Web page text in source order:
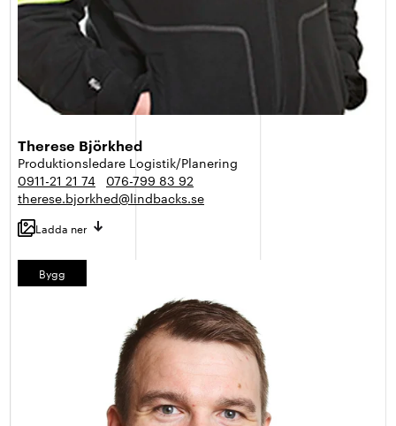
Therese Björkhed
Produktionsledare Logistik/Planering
0911-21 21 74
076-799 83 92
therese.bjorkhed@lindbacks.se
Ladda ner
Bygg